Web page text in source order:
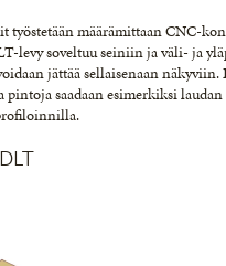
työstetään määrämittaan CNC-
levy soveltuu seiniin ja väli- ja
jättää sellaisenaan
pintoja saadaan esimerkiksi